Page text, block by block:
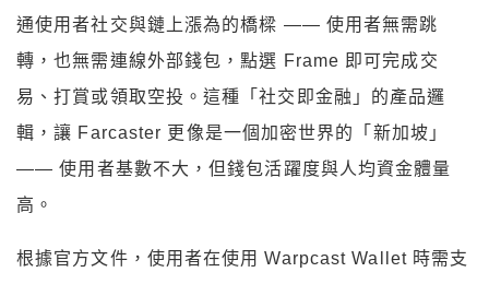
通使用者社交與鏈上漲為的橋樑 —— 使用者無需跳
轉，也無需連線外部錢包，點選 Frame 即可完成交
易、打賞或領取空投。這種「社交即金融」的產品邏
輯，讓 Farcaster 更像是一個加密世界的「新加坡」
—— 使用者基數不大，但錢包活躍度與人均資金體量
高。
根據官方文件，使用者在使用 Warpcast Wallet 時需支